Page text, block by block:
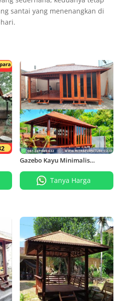
santai yang menenangkan di
Gazebo Kayu Minimalis
Tanya Harga